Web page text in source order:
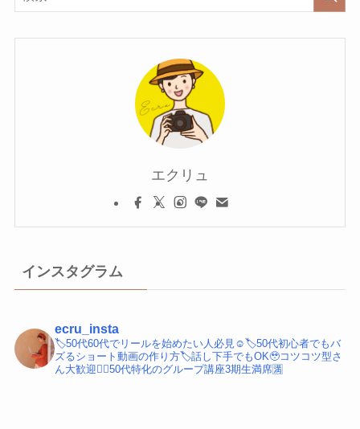
エクリュ
インスタグラム
ecru_insta
🏷️50代60代でリールを始めたい人必見☺️🏷️50代初心者でもバ
ズるショート動画の作り方🏷️話し下手でもOK🥹コツコツ型さ
ん大歓迎💁‍♀️50代特化のグループ講座3期生満席🈵